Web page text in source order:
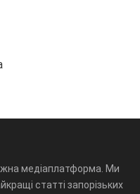
медіаплатформа. Ми
статті запорізьких